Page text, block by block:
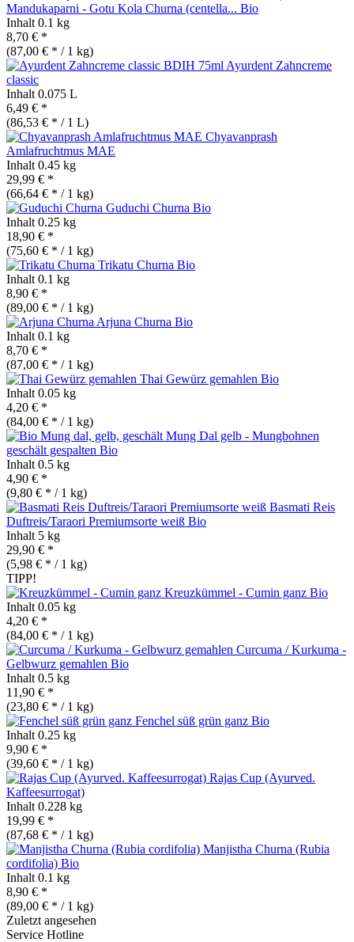
Mandukaparni - Gotu Kola Churna (centella... Bio
Inhalt 0.1 kg
8,70 € *
(87,00 € * / 1 kg)
Ayurdent Zahncreme
classic
Inhalt 0.075 L
6,49 € *
(86,53 € * / 1 L)
Chyavanprash
Amlafruchtmus MAE
Inhalt 0.45 kg
29,99 € *
(66,64 € * / 1 kg)
Guduchi Churna Bio
Inhalt 0.25 kg
18,90 € *
(75,60 € * / 1 kg)
Trikatu Churna Bio
Inhalt 0.1 kg
8,90 € *
(89,00 € * / 1 kg)
Arjuna Churna Bio
Inhalt 0.1 kg
8,70 € *
(87,00 € * / 1 kg)
Thai Gewürz gemahlen Bio
Inhalt 0.05 kg
4,20 € *
(84,00 € * / 1 kg)
Mung Dal gelb - Mungbohnen
geschält gespalten Bio
Inhalt 0.5 kg
4,90 € *
(9,80 € * / 1 kg)
Basmati Reis
Duftreis/Taraori Premiumsorte weiß Bio
Inhalt 5 kg
29,90 € *
(5,98 € * / 1 kg)
TIPP!
Kreuzkümmel - Cumin ganz Bio
Inhalt 0.05 kg
4,20 € *
(84,00 € * / 1 kg)
Curcuma / Kurkuma -
Gelbwurz gemahlen Bio
Inhalt 0.5 kg
11,90 € *
(23,80 € * / 1 kg)
Fenchel süß grün ganz Bio
Inhalt 0.25 kg
9,90 € *
(39,60 € * / 1 kg)
Rajas Cup (Ayurved.
Kaffeesurrogat)
Inhalt 0.228 kg
19,99 € *
(87,68 € * / 1 kg)
Manjistha Churna (Rubia
cordifolia) Bio
Inhalt 0.1 kg
8,90 € *
(89,00 € * / 1 kg)
Zuletzt angesehen
Service Hotline